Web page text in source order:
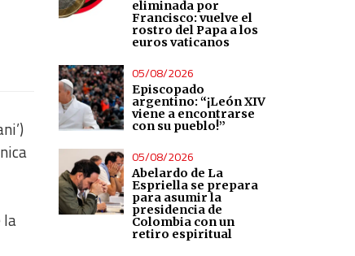
la
eliminada por
Francisco: vuelve el
rostro del Papa a los
euros vaticanos
05/08/2026
Episcopado
argentino: “¡León XIV
viene a encontrarse
con su pueblo!”
05/08/2026
Abelardo de La
Espriella se prepara
para asumir la
presidencia de
Colombia con un
retiro espiritual